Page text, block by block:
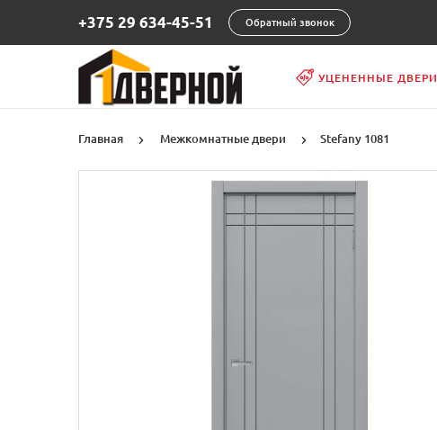
+375 29 634-45-51 Обратный звонок
УЦЕНЕННЫЕ ДВЕРИ
Главная Межкомнатные двери Stefany 1081